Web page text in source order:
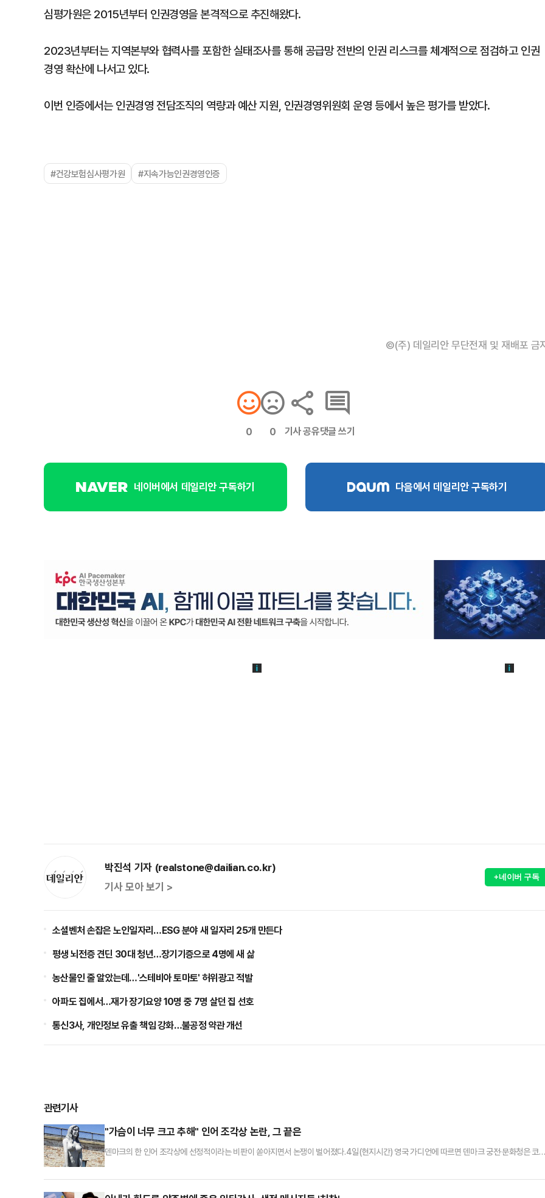
심평가원은 2015년부터 인권경영을 본격적으로 추진해왔다.
2023년부터는 지역본부와 협력사를 포함한 실태조사를 통해 공급망 전반의 인권 리스크를 체계적으로 점검하고 인권
경영 확산에 나서고 있다.
이번 인증에서는 인권경영 전담조직의 역량과 예산 지원, 인권경영위원회 운영 등에서 높은 평가를 받았다.
#건강보험심사평가원 #지속가능인권경영인증
©(주) 데일리안 무단전재 및 재배포 금
0 0 기사 공유댓글 쓰기
네이버에서 데일리안 구독하기 다음에서 데일리안 구독하기
박진석 기자 (realstone@dailian.co.kr)
기사 모아 보기 >
+네이버 구독
소셜벤처 손잡은 노인일자리…ESG 분야 새 일자리 25개 만든다
평생 뇌전증 견딘 30대 청년…장기기증으로 4명에 새 삶
농산물인 줄 알았는데…'스테비아 토마토' 허위광고 적발
아파도 집에서…재가 장기요양 10명 중 7명 살던 집 선호
통신3사, 개인정보 유출 책임 강화…불공정 약관 개선
관련기사
"가슴이 너무 크고 추해" 인어 조각상 논란, 그 끝은
덴마크의 한 인어 조각상에 선정적이라는 비판이 쏟아지면서 논쟁이 벌어졌다.4일(현지시간) 영국 가디언에 따르면 덴마크 궁전·문화청은 코
다.4m 높이에 달하는 이 조각상은 코펜하겐 해변의 바윗돌에 앉아 있는 청동 인어공주 조각상과는 달리 가슴 부분이 강조돼 있어 선정성 시비